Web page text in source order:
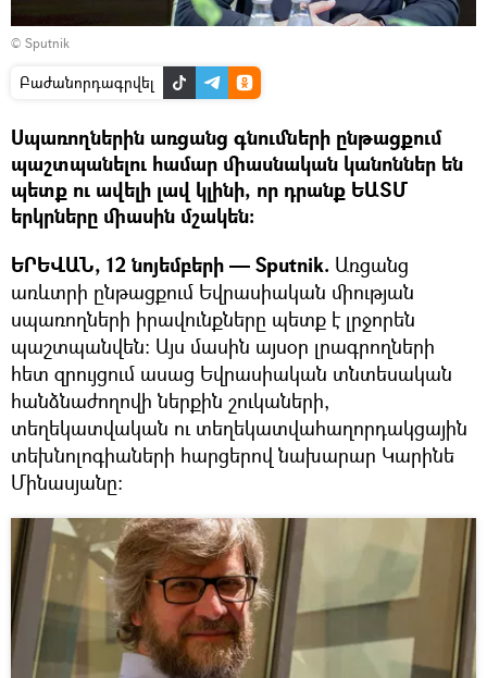
© Sputnik
Բաժանորդագրվել
Սպառողներին առցանց գնումների ընթացքում
պաշտպանելու համար միասնական կանոններ են
պետք ու ավելի լավ կլինի, որ դրանք ԵԱՏՄ
երկրները միասին մշակեն։
ԵՐԵՎԱՆ, 12 նոյեմբերի — Sputnik. Առցանց
առևտրի ընթացքում Եվրասիական միության
սպառողների իրավունքները պետք է լրջորեն
պաշտպանվեն։ Այս մասին այսօր լրագրողների
հետ զրույցում ասաց Եվրասիական տնտեսական
հանձնաժողովի ներքին շուկաների,
տեղեկատվական ու տեղեկատվահաղորդակցային
տեխնոլոգիաների հարցերով նախարար Կարինե
Մինասյանը: